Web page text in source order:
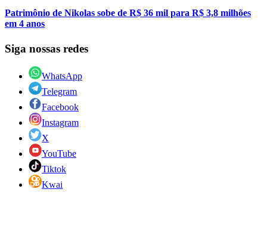
Patrimônio de Nikolas sobe de R$ 36 mil para R$ 3,8 milhões
em 4 anos
Siga nossas redes
WhatsApp
Telegram
Facebook
Instagram
X
YouTube
Tiktok
Kwai